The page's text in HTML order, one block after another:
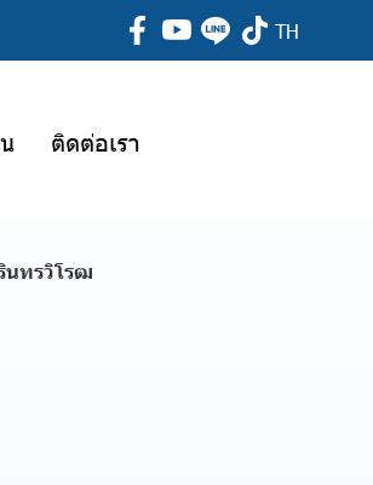
TH
ติดต่อเรา
ทรวิโรฒ